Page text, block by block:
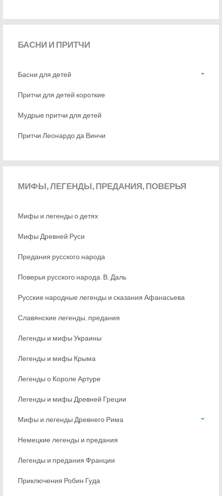
БАСНИ И ПРИТЧИ
Басни для детей
Притчи для детей короткие
Мудрые притчи для детей
Притчи Леонардо да Винчи
МИФЫ,ЛЕГЕНДЫ, ПРЕДАНИЯ, ПОВЕРЬЯ
Мифы и легенды о детях
Мифы Древней Руси
Предания русского народа
Поверья русского народа. В. Даль
Русские народные легенды и сказания Афанасьева
Славянские легенды, предания
Легенды и мифы Украины
Легенды и мифы Крыма
Легенды о Короле Артуре
Легенды и мифы Древней Греции
Мифы и легенды Древнего Рима
Немецкие легенды и предания
Легенды и предания Франции
Приключения Робин Гуда